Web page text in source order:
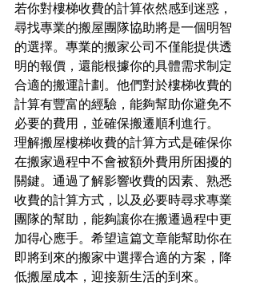
若你對樓梯收費的計算依然感到迷惑，
尋找專業的搬屋團隊協助將是一個明智
的選擇。專業的搬家公司不僅能提供透
明的報價，還能根據你的具體需求制定
合適的搬運計劃。他們對於樓梯收費的
計算有豐富的經驗，能夠幫助你避免不
必要的費用，並確保搬遷順利進行。
理解搬屋樓梯收費的計算方式是確保你
在搬家過程中不會被額外費用所困擾的
關鍵。通過了解影響收費的因素、熟悉
收費的計算方式，以及必要時尋求專業
團隊的幫助，能夠讓你在搬遷過程中更
加得心應手。希望這篇文章能幫助你在
即將到來的搬家中選擇合適的方案，降
低搬屋成本，迎接新生活的到來。